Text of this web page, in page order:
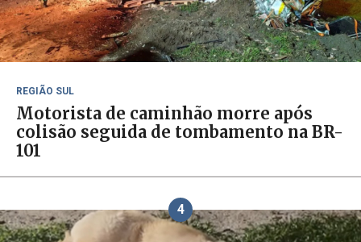
REGIÃO SUL
Motorista de caminhão morre após
colisão seguida de tombamento na BR-
101
4